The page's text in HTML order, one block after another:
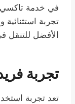
في خدمة تاكسي
تجربة استثنائية
الأفضل للتنقل
تجربة
تعد تجربة